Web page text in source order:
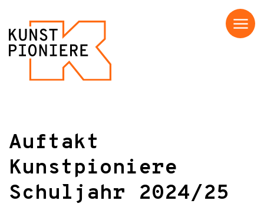
Menü
Auftakt
Kunstpioniere
Schuljahr 2024/25